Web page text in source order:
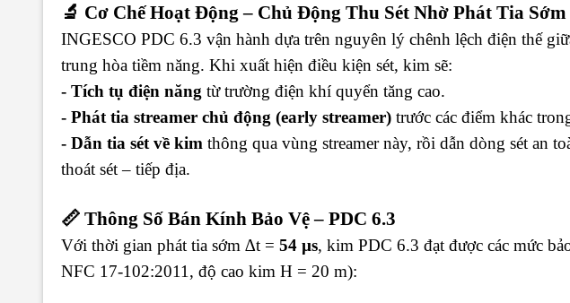
🔬 Cơ Chế Hoạt Động – Chủ Động Thu Sét Nhờ Phát Tia Sớm
INGESCO PDC 6.3 vận hành dựa trên nguyên lý chênh lệch điện thế
trung hòa tiềm năng. Khi xuất hiện điều kiện sét, kim sẽ:
- Tích tụ điện năng từ trường điện khí quyển tăng cao.
- Phát tia streamer chủ động (early streamer) trước các điểm khác
- Dẫn tia sét về kim thông qua vùng streamer này, rồi dẫn dòng sét an
thoát sét – tiếp địa.
📏 Thông Số Bán Kính Bảo Vệ – PDC 6.3
Với thời gian phát tia sớm ∆t = 54 µs, kim PDC 6.3 đạt được các mức
NFC 17-102:2011, độ cao kim H = 20 m):